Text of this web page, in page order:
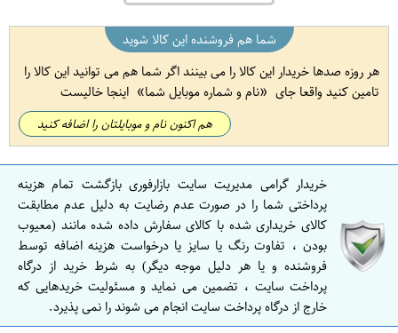
شما هم فروشنده این کالا شوید
هر روزه صدها خریدار این کالا را می بینند اگر شما هم می توانید این کالا را
تامین کنید واقعا جای
نام و شماره موبایل شما اینجا خالیست
هم اکنون نام و موبایلتان را اضافه کنید
خریدار گرامی مدیریت سایت بازارفوری بازگشت تمام هزینه
پرداختی شما را در صورت عدم رضایت به دلیل عدم مطابقت
کالای خریداری شده با کالای سفارش داده شده مانند (معیوب
بودن ، تفاوت رنگ یا سایز یا درخواست هزینه اضافه توسط
فروشنده و یا هر دلیل موجه دیگر) به شرط خرید از درگاه
پرداخت سایت ، تضمین می نماید و مسئولیت خریدهایی که
خارج از درگاه پرداخت سایت انجام می شوند را نمی پذیرد.